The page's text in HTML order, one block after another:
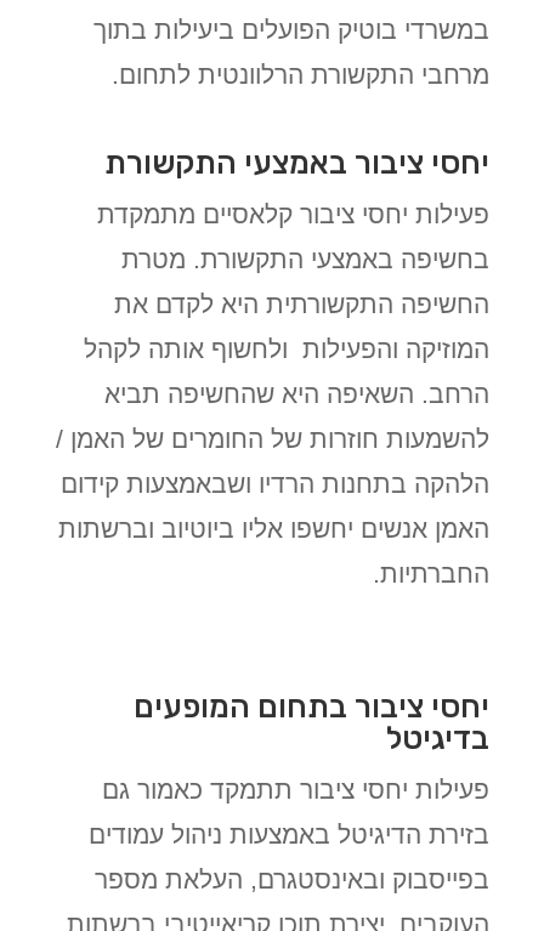
במשרדי בוטיק הפועלים ביעילות בתוך
מרחבי התקשורת הרלוונטית לתחום.
יחסי ציבור באמצעי התקשורת
פעילות יחסי ציבור קלאסיים מתמקדת
בחשיפה באמצעי התקשורת. מטרת
החשיפה התקשורתית היא לקדם את
המוזיקה והפעילות ולחשוף אותה לקהל
הרחב. השאיפה היא שהחשיפה תביא
להשמעות חוזרות של החומרים של האמן /
הלהקה בתחנות הרדיו ושבאמצעות קידום
האמן אנשים יחשפו אליו ביוטיוב וברשתות
החברתיות.
יחסי ציבור בתחום המופעים
בדיגיטל
פעילות יחסי ציבור תתמקד כאמור גם
בזירת הדיגיטל באמצעות ניהול עמודים
בפייסבוק ובאינסטגרם, העלאת מספר
העוקבים, יצירת תוכן קריאייטיבי ברשתות